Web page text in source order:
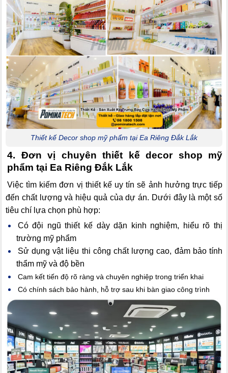
Thiết kế Decor shop mỹ phẩm tại Ea Riêng Đắk Lắk
4. Đơn vị chuyên thiết kế decor shop mỹ
phẩm tại Ea Riêng Đắk Lắk
Việc tìm kiếm đơn vị thiết kế uy tín sẽ ảnh hưởng trực tiếp
đến chất lượng và hiệu quả của dự án. Dưới đây là một số
tiêu chí lựa chọn phù hợp:
Có đội ngũ thiết kế dày dặn kinh nghiệm, hiểu rõ thị
trường mỹ phẩm
Sử dụng vật liệu thi công chất lượng cao, đảm bảo tính
thẩm mỹ và độ bền
Cam kết tiến độ rõ ràng và chuyên nghiệp trong triển khai
Có chính sách bảo hành, hỗ trợ sau khi bàn giao công trình